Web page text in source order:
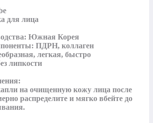
для лица
Южная Корея
ПДРН, коллаген
легкая, быстро
липкости
на очищенную кожу лица после
распределите и мягко вбейте до